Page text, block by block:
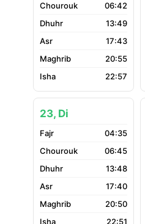
06:42
13:49
17:43
20:55
22:57
23, Di
04:35
06:45
13:48
17:40
20:50
22:51